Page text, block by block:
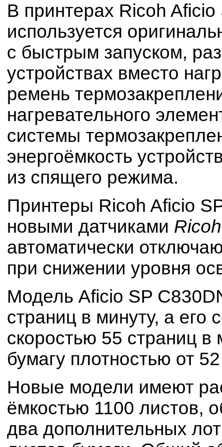
В принтерах Ricoh
используется
с быстрым запуском,
устройствах вместо
ремень
нагревательного
системы
энергоёмкость
из спящего режима.
Принтеры Ricoh Aficio
новыми датчиками
автоматически
при снижении уровня
Модель Aficio SP
страниц в минуту, а его
скоростью 55 страниц в
бумагу плотностью от
Новые модели имеют
ёмкостью 1100 листов,
два дополнительных